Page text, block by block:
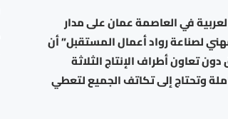
في العاصمة عمان على مدار
لصناعة رواد أعمال المستقبل” أن
تعاون أطراف الإنتاج الثلاثة
وتحتاج إلى تكاتف الجميع لتعطي